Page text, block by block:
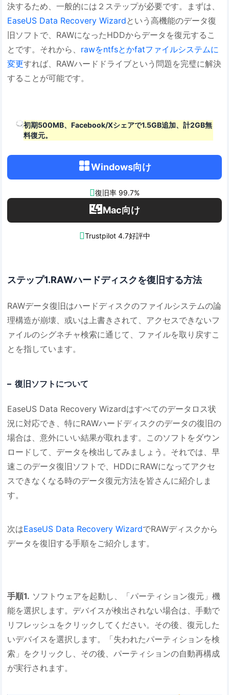
決するため、一般的には２ステップが必要です。まずは、
EaseUS Data Recovery Wizardという高機能のデータ復
旧ソフトで、RAWになったHDDからデータを復元するこ
とです。それから、 rawをntfsとかfatファイルシステムに
変更すれば、RAWハードドライブという問題を完璧に解決
することが可能です。
初期500MB、Facebook/Xシェアで1.5GB追加、計2GB無
料復元。
Windows向け
復旧率 99.7%
Mac向け
Trustpilot 4.7好評中
ステップ1.RAWハードディスクを復旧する方法
RAWデータ復旧はハードディスクのファイルシステムの論
理構造が崩壊、或いは上書きされて、アクセスできないフ
ァイルのシグネチャ検索に通じて、ファイルを取り戻すこ
とを指しています。
復旧ソフトについて
EaseUS Data Recovery Wizardはすべてのデータロス状
況に対応でき、特にRAWハードディスクのデータの復旧の
場合は、意外にいい結果が取れます。このソフトをダウン
ロードして、データを検出してみましょう。 それでは、早
速このデータ復旧ソフトで、HDDにRAWになってアクセ
スできなくなる時のデータ復元方法を皆さんに紹介しま
す。
次はEaseUS Data Recovery WizardでRAWディスクから
データを復旧する手順をご紹介します。
手順1. ソフトウェアを起動し、「パーティション復元」機
能を選択します。デバイスが検出されない場合は、手動で
リフレッシュをクリックしてください。その後、復元した
いデバイスを選択します。「失われたパーティションを検
索」をクリックし、その後、パーティションの自動再構成
が実行されます。